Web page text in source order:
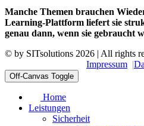
Manche Themen brauchen
Learning-Plattform liefert sie
genau dann, wenn sie gebraucht
© by SITsolutions 2026 | All rights
Impressum
Off-Canvas Toggle
Home
Leistungen
Sicherheit